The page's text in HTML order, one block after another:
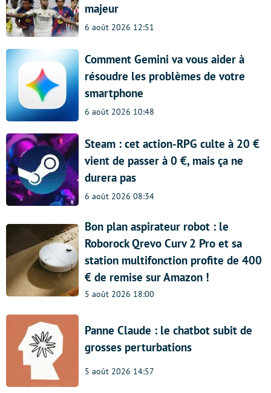
majeur
6 août 2026 12:51
Comment Gemini va vous aider à
résoudre les problèmes de votre
smartphone
6 août 2026 10:48
Steam : cet action-RPG culte à 20 €
vient de passer à 0 €, mais ça ne
durera pas
6 août 2026 08:34
Bon plan aspirateur robot : le
Roborock Qrevo Curv 2 Pro et sa
station multifonction profite de 400
€ de remise sur Amazon !
5 août 2026 18:00
Panne Claude : le chatbot subit de
grosses perturbations
5 août 2026 14:57